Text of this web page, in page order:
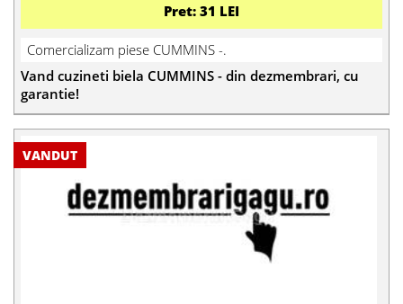
Pret: 31 LEI
Comercializam piese CUMMINS -.
Vand cuzineti biela CUMMINS - din dezmembrari, cu
garantie!